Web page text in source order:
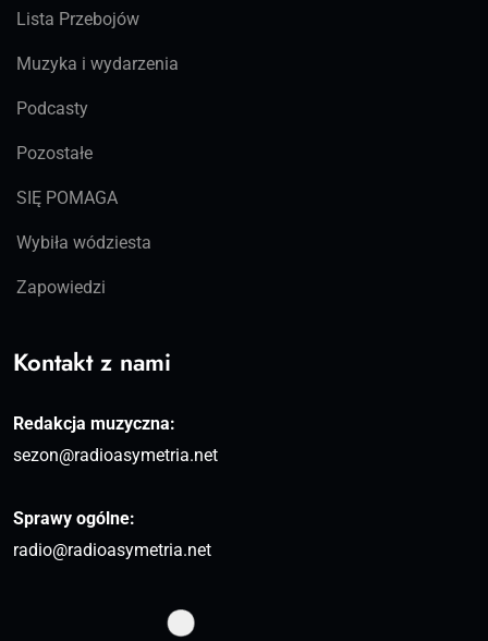
Lista Przebojów
Muzyka i wydarzenia
Podcasty
Pozostałe
SIĘ POMAGA
Wybiła wódziesta
Zapowiedzi
Kontakt z nami
Redakcja muzyczna:
sezon@radioasymetria.net
Sprawy ogólne:
radio@radioasymetria.net